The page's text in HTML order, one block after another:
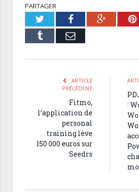
PARTAGER
TwitterFacebookGoogle+
Tumblr Email
ARTICLE
PRÉCÉDENT
Fitmo,
l’application de
personal
training lève
150 000 euros sur
Seedrs
: